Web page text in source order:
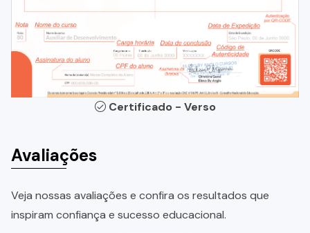
Certificado - Verso
Avaliações
Veja nossas avaliações e confira os resultados que
inspiram confiança e sucesso educacional.